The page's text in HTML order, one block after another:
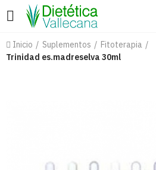
Inicio Suplementos
Fitoterapia
Trinidad es.madreselva 30ml